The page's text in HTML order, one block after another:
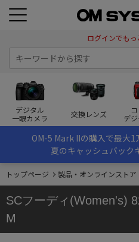
ログインでもっ
デジタル
一眼カメラ
交換レンズ
デ
OM-5 Mark IIの購入で最大1
夏のキャッシュバック
トップページ 製品・オンラインストア
SCフーディ(Women's)
M